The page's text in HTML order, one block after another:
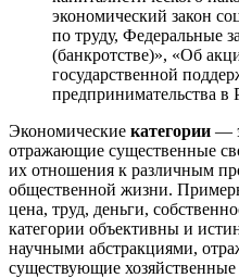
экономический закон
по труду, Федеральные
(банкротстве)», «Об
государственной
предпринимательства
Экономические категории —
отражающие существенные
их отношения к различным
общественной жизни.
цена, труд, деньги,
категории объективны и
научными абстракциями,
существующие хозяйственные